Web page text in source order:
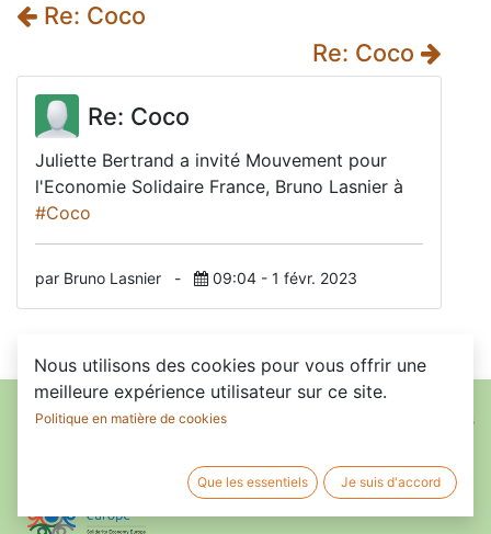
Re: Coco
Re: Coco
Re: Coco
Juliette Bertrand a invité Mouvement pour
l'Economie Solidaire France, Bruno Lasnier à
#Coco
par Bruno Lasnier - 09:04 - 1 févr. 2023
Accueil • À propos de nous • Members
Conditions de services
Nous utilisons des cookies pour vous offrir une
meilleure expérience utilisateur sur ce site.
Politique en matière de cookies
Que les essentiels Je suis d'accord